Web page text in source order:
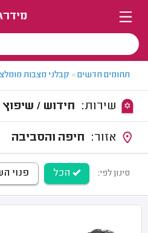
תחומים חדשים> קבלני מצבות
חידוש /
חיפה והסביבה
סינון לפי: הכל פנוי